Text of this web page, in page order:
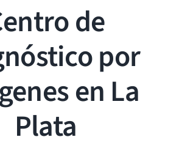
de
por
en La
Plata